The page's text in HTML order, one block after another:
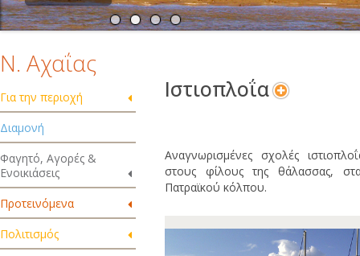
Ν. Αχαΐας
Για την περιοχή
Διαμονή
Φαγητό, Αγορές &
Ενοικιάσεις
Προτεινόμενα
Πολιτισμός
Ιστιοπλοΐα
Αναγνωρισμένες σχολές
στους φίλους της θάλασσας,
Πατραϊκού κόλπου.